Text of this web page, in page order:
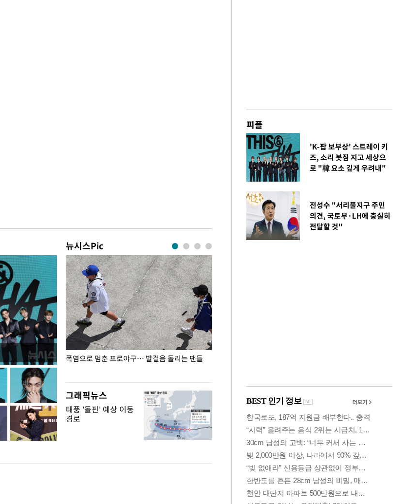
뉴시스Pic
화상 카메라에 담긴 폭염으로 멈춘 프로야구… 발걸음 돌리는 팬들
그래픽뉴스
태풍 '돌핀' 예상 이동
경로
피플
'K-팝 보부상' 스트레이 키
즈, 소리 봇짐 지고 세상으
로 "韓 요소 깊게 우려내"
전성수 "서리풀지구 주민
의견, 국토부·LH에 충실히
전달할 것"